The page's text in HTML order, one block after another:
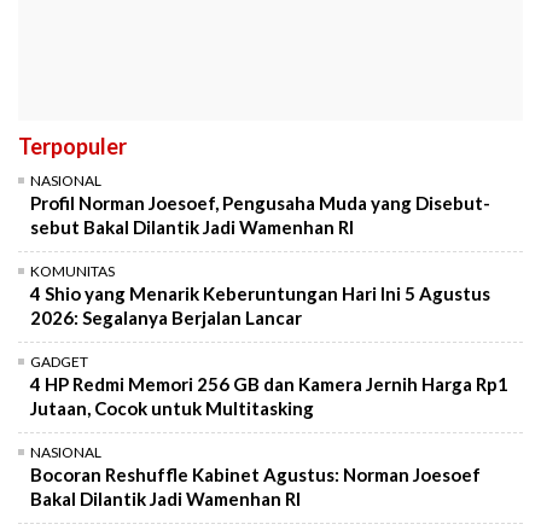
Terpopuler
NASIONAL
Profil Norman Joesoef, Pengusaha Muda yang Disebut-
sebut Bakal Dilantik Jadi Wamenhan RI
KOMUNITAS
4 Shio yang Menarik Keberuntungan Hari Ini 5 Agustus
2026: Segalanya Berjalan Lancar
GADGET
4 HP Redmi Memori 256 GB dan Kamera Jernih Harga Rp1
Jutaan, Cocok untuk Multitasking
NASIONAL
Bocoran Reshuffle Kabinet Agustus: Norman Joesoef
Bakal Dilantik Jadi Wamenhan RI